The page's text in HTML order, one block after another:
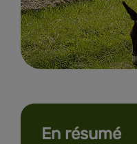
En résumé